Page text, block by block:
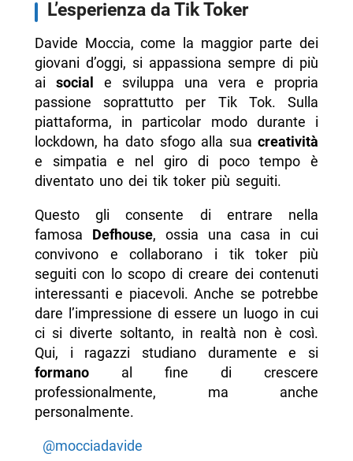
L’esperienza da Tik Toker
Davide Moccia, come la maggior parte dei
giovani d’oggi, si appassiona sempre di più
ai social e sviluppa una vera e propria
passione soprattutto per Tik Tok. Sulla
piattaforma, in particolar modo durante i
lockdown, ha dato sfogo alla suacreatività
e simpatia e nel giro di poco tempo è
diventato uno dei tik toker più seguiti.
Questo gli consente di entrare nella
famosa Defhouse, ossia una casa in cui
convivono e collaborano i tik toker più
seguiti con lo scopo di creare dei contenuti
interessanti e piacevoli. Anche se potrebbe
dare l’impressione di essere un luogo in cui
ci si diverte soltanto, in realtà non è così.
Qui, i ragazzi studiano duramente e si
formano al fine di crescere
professionalmente, ma anche
personalmente.
@mocciadavide